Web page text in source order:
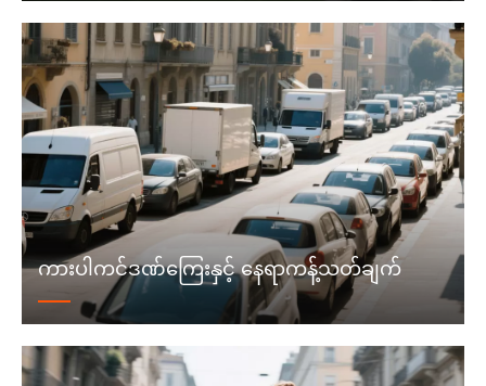
ကားပါကင်ဒဏ်ကြေးနှင့် နေရာကန့်သတ်ချက်